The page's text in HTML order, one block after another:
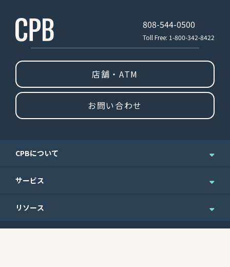
808-544-0500
Toll Free: 1-800-342-8422
店舗・ATM
お問い合わせ
CPBについて
企業情報
サービス
個人のお客さま
リソース
English Site